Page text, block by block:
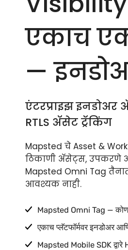
एकाच
—
एंटरप्राइझ
RTLS अ‍ॅसेट ट्रॅकिंग
Mapsted चे Asset &
ठिकाणी अ‍ॅसेट्स, उपकरणे
Mapsted Omni Tag
आवश्यक नाही.
Mapsted Omni Tag —
एकाच प्लॅटफॉर्मवर इनडोअर
Mapsted Mobile SDK